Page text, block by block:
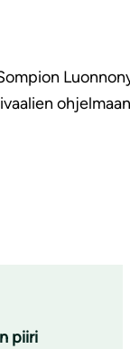
piiri